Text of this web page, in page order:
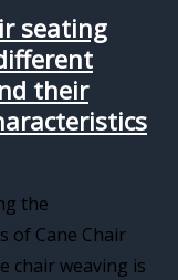
seating
their
the
of Cane Chair
chair weaving is